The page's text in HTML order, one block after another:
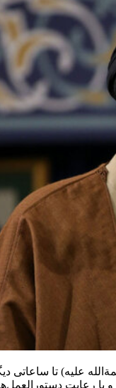
علیه) تا ساعاتی